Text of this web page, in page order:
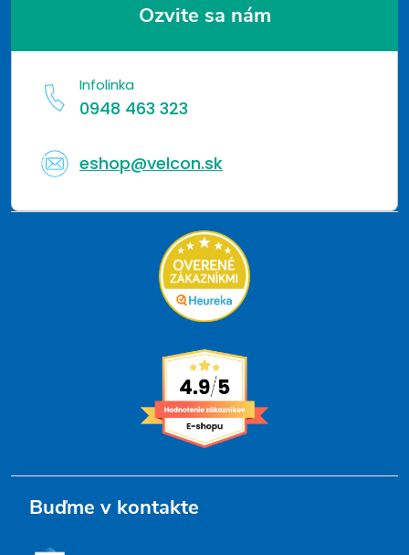
Ozvite sa nám
Infolinka
0948 463 323
eshop@velcon.sk
Buďme v kontakte